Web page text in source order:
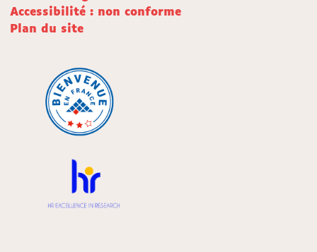
Accessibilité : non conforme
Plan du site